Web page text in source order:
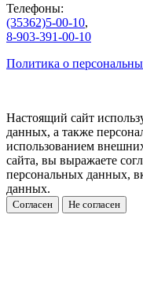
Телефоны:
(35362)5-00-10,
8-903-391-00-10
Политика о
Настоящий сайт
данных, а также
использованием
сайта, вы выражаете
персональных данных,
данных.
Согласен Не согласен